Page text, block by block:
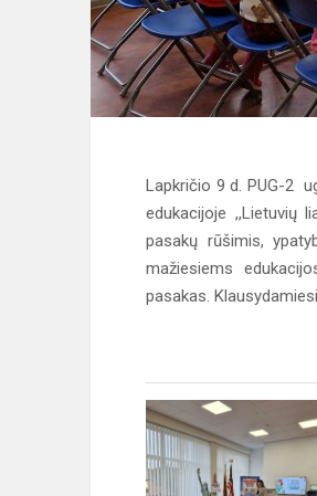
Lapkričio 9 d. PUG-2
edukacijoje ,,Lietuvių
pasakų rūšimis,
mažiesiems
pasakas.